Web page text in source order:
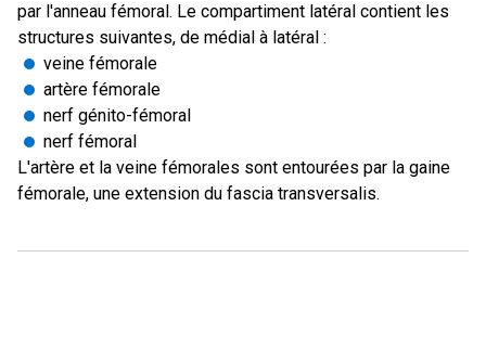
par l'anneau fémoral. Le compartiment latéral contient les
structures suivantes, de médial à latéral :
veine fémorale
artère fémorale
nerf génito-fémoral
nerf fémoral
L'artère et la veine fémorales sont entourées par la gaine
fémorale, une extension du fascia transversalis.